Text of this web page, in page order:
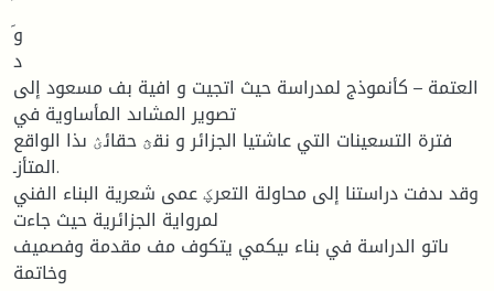
د
العتمة – كأنموذج لمدراسة حيث اتجيت و افية بف مسعود إلى
تصوير المشاىد المأساوية في
فترة التسعينات التي عاشتيا الجزائر و نقؿ حقائؽ ىذا الواقع
المتأزـ.
وقد ىدفت دراستنا إلى محاولة التعرؼ عمى شعرية البناء الفني
لمرواية الجزائرية حيث جاءت
ىاتو الدراسة في بناء ىيكمي يتكوف مف مقدمة وفصميف
وخاتمة